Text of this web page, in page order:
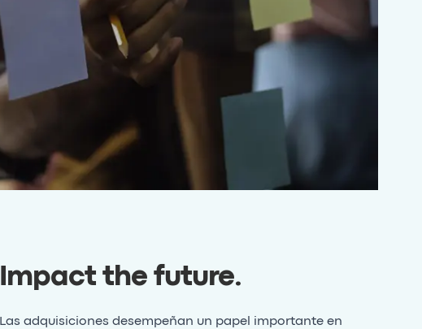
Impact the future.
Las adquisiciones desempeñan un papel importante en